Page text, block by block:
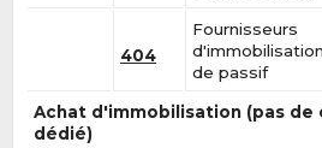
404
Fournisseurs
de passif
Achat d'immobilisation (pas
dédié)